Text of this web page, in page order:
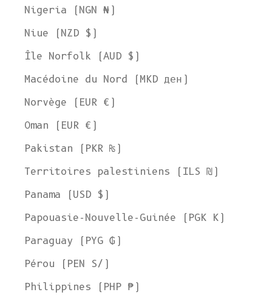
Nigeria (NGN ₦)
Niue (NZD $)
Île Norfolk (AUD $)
Macédoine du Nord (MKD ден)
Norvège (EUR €)
Oman (EUR €)
Pakistan (PKR ₨)
Territoires palestiniens (ILS ₪)
Panama (USD $)
Papouasie-Nouvelle-Guinée (PGK K)
Paraguay (PYG ₲)
Pérou (PEN S/)
Philippines (PHP ₱)
Bienvenue chez L'ENVERS
l'option qui vous convient le mieux :
Dollar américain
VOIR LA COLLECTION